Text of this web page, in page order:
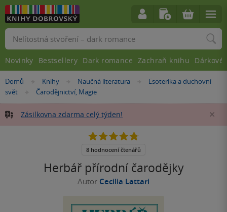
Nacházíte
se
Domů »Knihy »Naučná literatura »
Esoterika a duchovní
svět
»
Čarodějnictví, Magie
Zásilkovna zdarma celý týden!
Herbář přírodní čarodějky
Autor Cecilia Lattari
4.8
5
8 hodnocení čtenářů
Vyhledávání
Novinky Bestsellery Dark romance Zachraň knihu Dárkové